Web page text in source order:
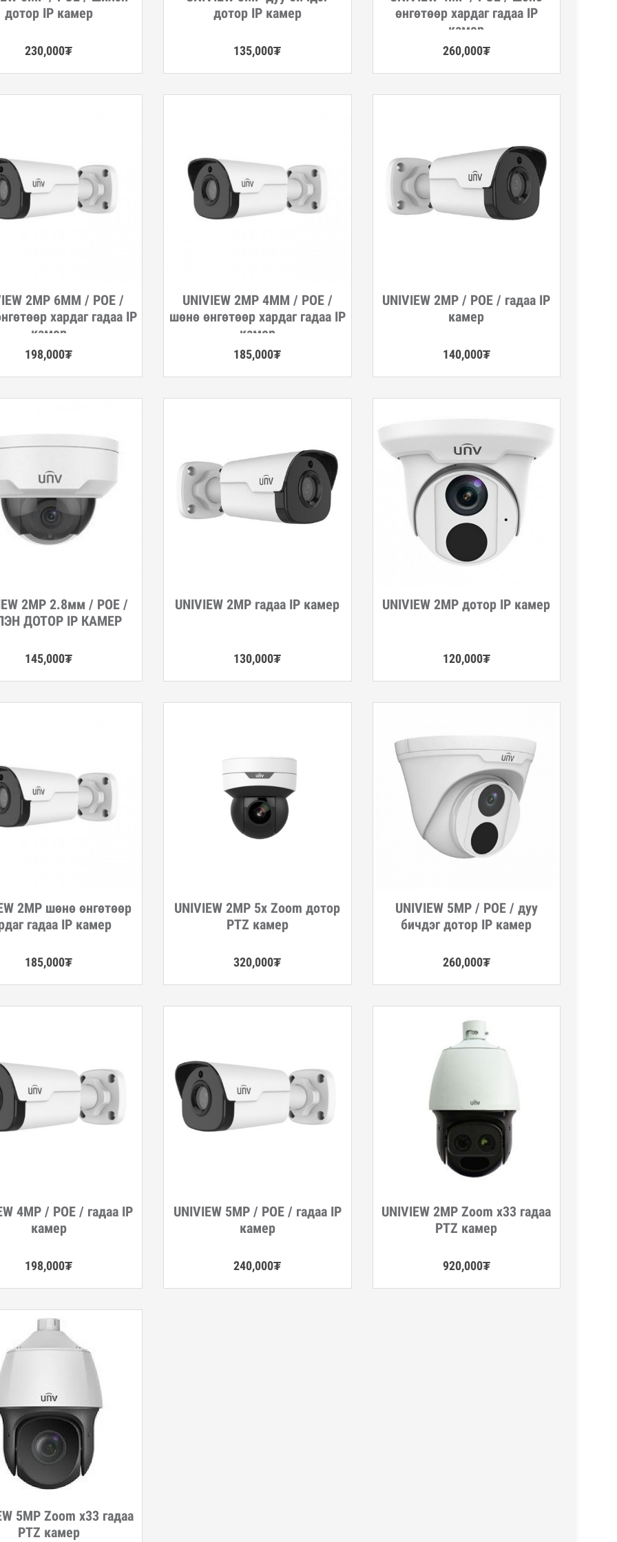
дотор IP камер
230,000₮
дотор IP камер
135,000₮
өнгөтөөр хардаг гадаа IP
камер
260,000₮
2MP 6MM / POE /
хардаг гадаа IP
камер
198,000₮
Дэлгэрэнгүй
UNIVIEW 2MP 4MM / POE /
шөнө өнгөтөөр хардаг гадаа IP
камер
185,000₮
Дэлгэрэнгүй
UNIVIEW 2MP / POE / гадаа IP
камер
140,000₮
2MP 2.8мм / POE /
ДОТОР IP КАМЕР
145,000₮
Дэлгэрэнгүй
UNIVIEW 2MP гадаа IP камер
130,000₮
Дэлгэрэнгүй
UNIVIEW 2MP дотор IP камер
120,000₮
2MP шөнө өнгөтөөр
гадаа IP камер
185,000₮
Дэлгэрэнгүй
UNIVIEW 2MP 5x Zoom дотор
PTZ камер
320,000₮
Дэлгэрэнгүй
UNIVIEW 5MP / POE / дуу
бичдэг дотор IP камер
260,000₮
4MP / POE / гадаа IP
камер
198,000₮
Дэлгэрэнгүй
UNIVIEW 5MP / POE / гадаа IP
камер
240,000₮
Дэлгэрэнгүй
UNIVIEW 2MP Zoom x33 гадаа
PTZ камер
920,000₮
5MP Zoom x33 гадаа
PTZ камер